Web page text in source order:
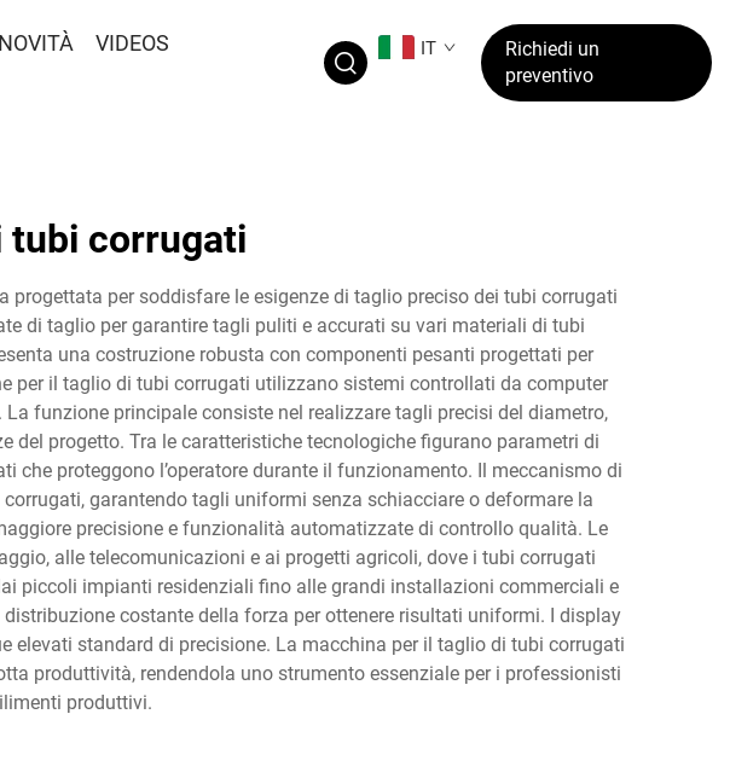
NOVITÀ
VIDEOS
IT
Richiedi un
preventivo
tubi corrugati
per soddisfare le esigenze di taglio preciso dei tubi corrugati
di taglio per garantire tagli puliti e accurati su vari materiali di tubi
una costruzione robusta con componenti pesanti progettati per
per il taglio di tubi corrugati utilizzano sistemi controllati da computer
funzione principale consiste nel realizzare tagli precisi del diametro,
del progetto. Tra le caratteristiche tecnologiche figurano parametri di
proteggono l’operatore durante il funzionamento. Il meccanismo di
garantendo tagli uniformi senza schiacciare o deformare la
precisione e funzionalità automatizzate di controllo qualità. Le
alle telecomunicazioni e ai progetti agricoli, dove i tubi corrugati
piccoli impianti residenziali fino alle grandi installazioni commerciali e
costante della forza per ottenere risultati uniformi. I display
standard di precisione. La macchina per il taglio di tubi corrugati
produttività, rendendola uno strumento essenziale per i professionisti
produttivi.